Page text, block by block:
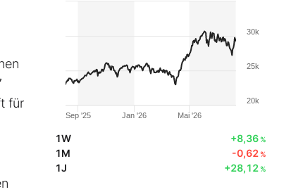
für
Jan '26
Sep '25 Mai '26
20k
25k
30k
1W +8,36%
1M -0,62%
1J +28,12%